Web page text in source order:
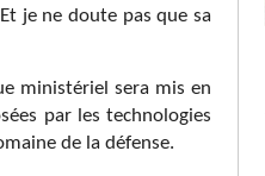
Et je ne doute pas que sa
ministériel sera mis en
par les technologies
de la défense.